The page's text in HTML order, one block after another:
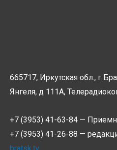
665717, Иркутская обл., г
Янгеля, д 111А,
+7 (3953) 41-63-84 —
+7 (3953) 41-26-88 —